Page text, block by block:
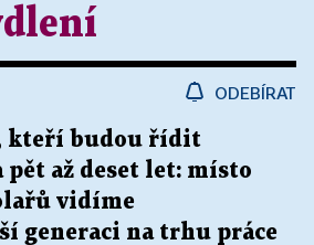
ODEBÍRAT
kteří budou řídit
pět až deset let: místo
vidíme
generaci na trhu práce